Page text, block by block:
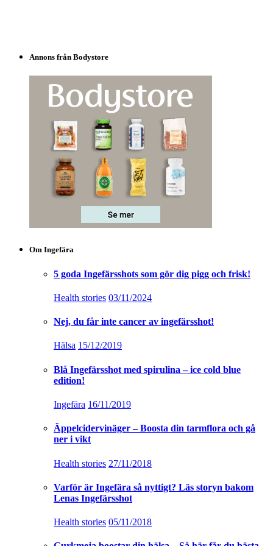
Annons från Bodystore
Om Ingefära
5 goda Ingefärsshots som gör dig pigg och frisk!
Health stories 03/11/2024
Nej, du får inte cancer av ingefärsshot!
Hälsa 15/12/2019
Blå Ingefärsshot med spirulina – ice cold blue
edition!
Ingefära 16/11/2019
Äppelcidervinäger – Boosta din tarmflora och gå
ner i vikt
Health stories 27/11/2018
Varför är Ingefära så nyttigt? Läs storyn bakom
Lenas Ingefärsshot
Health stories 05/11/2018